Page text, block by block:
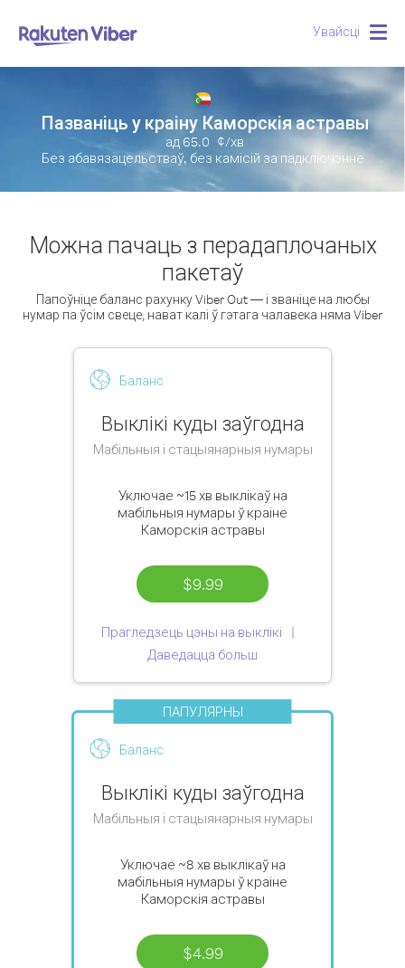
Увайсці
Пазваніць у краіну Каморскія астравы
ад 65.0 ¢/хв
Без абавязацельстваў, без камісій за падключэнне
Можна пачаць з перадаплочаных
пакетаў
Папоўніце баланс рахунку Viber Out — і званіце на любы
нумар па ўсім свеце, нават калі ў гэтага чалавека няма Viber
Баланс
Выклікі куды заўгодна
Мабільныя і стацыянарныя нумары
Уключае ~15 хв выклікаў на
мабільныя нумары ў краіне
Каморскія астравы
$9.99
Прагледзець цэны на выклікі
Даведацца больш
ПАПУЛЯРНЫ
Баланс
Выклікі куды заўгодна
Мабільныя і стацыянарныя нумары
Уключае ~8 хв выклікаў на
мабільныя нумары ў краіне
Каморскія астравы
$4.99